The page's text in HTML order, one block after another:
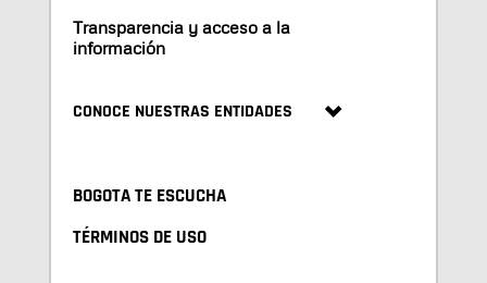
Transparencia y acceso a la
información
CONOCE NUESTRAS ENTIDADES
BOGOTA TE ESCUCHA
TÉRMINOS DE USO